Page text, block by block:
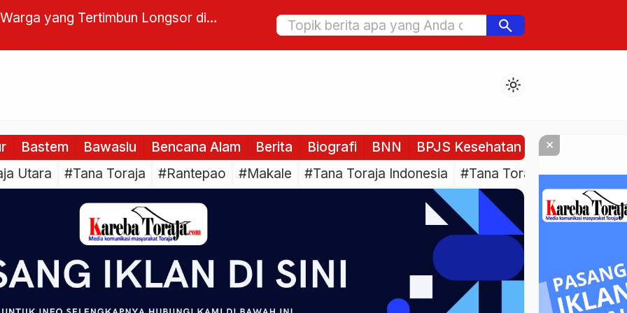
Wisata, Tiga BUMLem Toraja Utara
Bupati Lantik Dewan Pendidikan Tana Toraja, Berikut
Nama-Namanya
search
light_mode
Bastem Bawaslu Bencana Alam Berita Biografi BNN BPJS Kesehatan BPJS
Utara #Tana Toraja #Rantepao #Makale #Tana Toraja Indonesia #Tana Toraja Culture
×